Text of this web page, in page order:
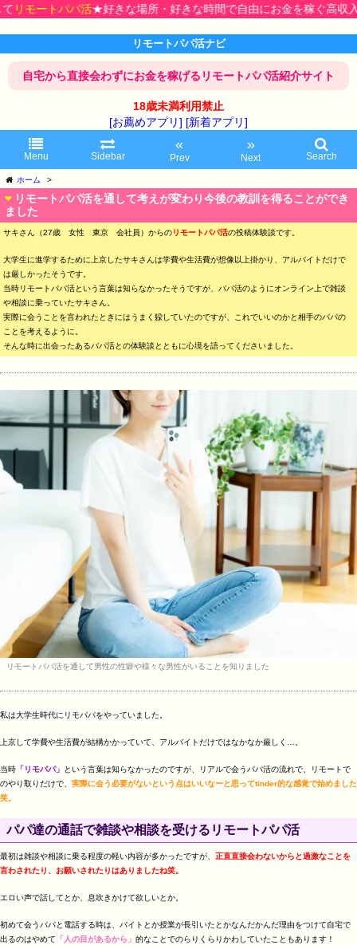
パパ活★好きな場所・好きな時間で自由にお金を稼ぐ高収入ゲット♪
リモートパパ活ナビ
自宅から直接会わずにお金を稼げるリモートパパ活紹介サイト
18歳未満利用禁止
[お薦めアプリ] [新着アプリ]
Menu Sidebar
«
Prev
»
Next Search
ホーム >
リモートパパ活を通して考えが変わり今後の教訓を得ることができ
ました
サキさん（27歳 女性 東京 会社員）からのリモートパパ活の投稿体験談です。
大学生に進学するために上京したサキさんは学費や生活費が想像以上掛かり、アルバイトだけで
は厳しかったそうです。
当時リモートパパ活という言葉は知らなかったそうですが、パパ活のようにオンライン上で雑談
や相談に乗っていたサキさん。
実際に会うことを言われたときにはうまく躱していたのですが、これでいいのかと相手のパパの
ことを考えるように。
そんな時に出会ったあるパパ活との体験談とともに心境を語ってくださいました。
リモートパパ活を通して男性の性癖や様々な男性がいることを知りました
私は大学生時代にリモパパをやっていました。
上京して学費や生活費が結構かかっていて、アルバイトだけではなかなか厳しく…。
当時 「リモパパ」 という言葉は知らなかったのですが、リアルで会うパパ活の流れで、リモートで
のやり取りだけで、 実際に会う必要がないという点はいいなーと思ってtinder的な感覚で始めました
笑。
パパ達の通話で雑談や相談を受けるリモートパパ活
最初は雑談や相談に乗る程度の軽い内容が多かったですが、 正直直接会わないからと過激なことを
言わされたり、お願いされたりはありましたね笑。
エロい声で話してとか、息吹きかけて欲しいとか。
初めて会うパパと電話する時は、バイトとか授業が長引いたとかなんだかんだ理由をつけて自宅で
出るのはやめて 「人の目があるから」 的なことでのらりくらりかわしていたこともあります！